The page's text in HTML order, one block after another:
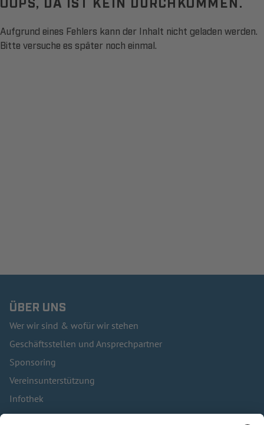
Aufgrund eines Fehlers kann der Inhalt nicht geladen werden.
Bitte versuche es später noch einmal.
ÜBER UNS
Wer wir sind & wofür wir stehen
Geschäftsstellen und Ansprechpartner
Sponsoring
Vereinsunterstützung
Infothek
Kontakt